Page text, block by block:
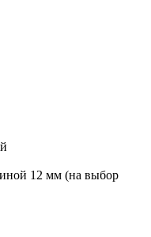
12 мм (на выбор